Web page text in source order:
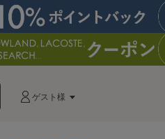
ゲスト様